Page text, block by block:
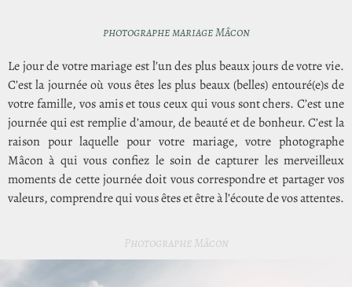
photographe mariage Mâcon
Le jour de votre mariage est l’un des plus beaux jours de votre vie.
C’est la journée où vous êtes les plus beaux (belles) entouré(e)s de
votre famille, vos amis et tous ceux qui vous sont chers. C’est une
journée qui est remplie d’amour, de beauté et de bonheur. C’est la
raison pour laquelle pour votre mariage, votre photographe
Mâcon à qui vous confiez le soin de capturer les merveilleux
moments de cette journée doit vous correspondre et partager vos
valeurs, comprendre qui vous êtes et être à l’écoute de vos attentes.
Photographe Mâcon